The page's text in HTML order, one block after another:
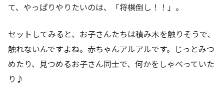
て、やっぱりやりたいのは、「将棋倒し！！」。
セットしてみると、お子さんたちは積み木を触りそうで、
触れないんですよね。赤ちゃんアルアルです。じっとみつ
めたり、見つめるお子さん同士で、何かをしゃべっていた
り♪